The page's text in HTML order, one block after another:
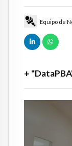
Equipo de
+